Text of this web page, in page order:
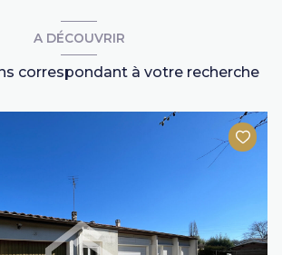
A DÉCOUVRIR
correspondant à votre recherche